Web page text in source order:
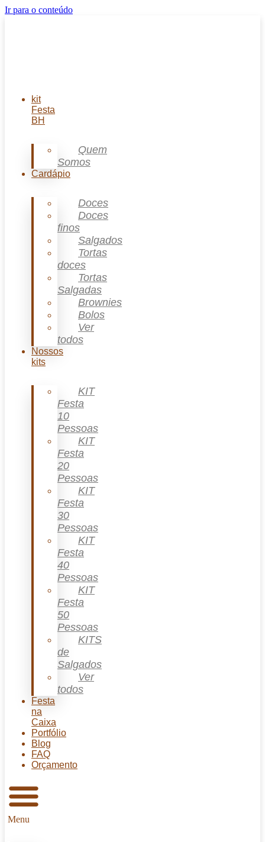
Ir para o conteúdo
kit
Festa
BH
Quem
Somos
Cardápio
Doces
Doces
finos
Salgados
Tortas
doces
Tortas
Salgadas
Brownies
Bolos
Ver
todos
Nossos
kits
KIT
Festa
10
Pessoas
KIT
Festa
20
Pessoas
KIT
Festa
30
Pessoas
KIT
Festa
40
Pessoas
KIT
Festa
50
Pessoas
KITS
de
Salgados
Ver
todos
Festa
na
Caixa
Portfólio
Blog
FAQ
Orçamento
Menu